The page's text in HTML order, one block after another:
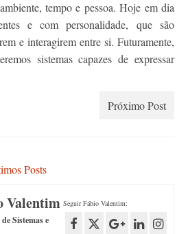
tempo e pessoa. Hoje em dia
e com personalidade, que são
e interagirem entre si. Futuramente,
sistemas capazes de expressar
Próximo Post
Posts
Seguir Fábio Valentim:
Valentim
Sistemas e